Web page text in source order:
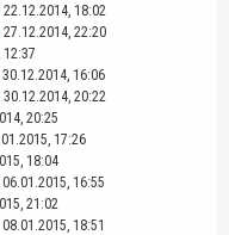
22.12.2014, 18:02
27.12.2014, 22:20
12:37
30.12.2014, 16:06
30.12.2014, 20:22
20:25
17:26
18:04
06.01.2015, 16:55
21:02
08.01.2015, 18:51